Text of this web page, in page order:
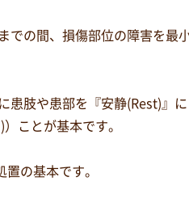
の間、損傷部位の障害を最
肢や患部を『安静(Rest)』
ことが基本です。
の基本です。